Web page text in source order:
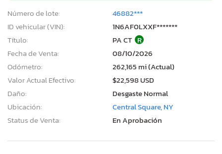
Número de lote:
46882***
ID vehicular (VIN):
1N6AF0LXXF*******
Título:
PA CT R
Fecha de Venta:
08/10/2026
Odómetro:
262,165 mi (Actual)
Valor Actual Efectivo:
$22,598 USD
Daño:
Desgaste Normal
Ubicación:
Central Square, NY
Status de Venta:
En Aprobación